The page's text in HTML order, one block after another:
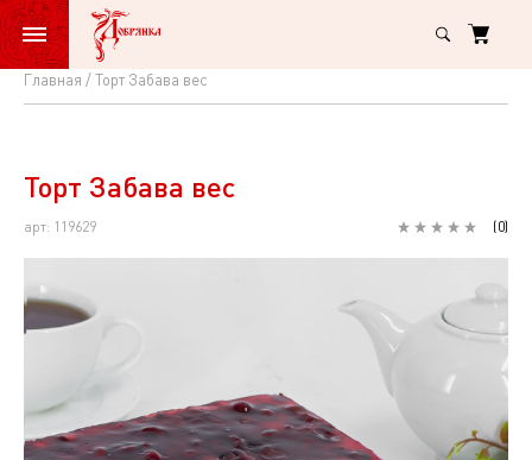
Главная Торт Забава вес
Торт
вес
Торт Забава вес
арт: 119629 (0)